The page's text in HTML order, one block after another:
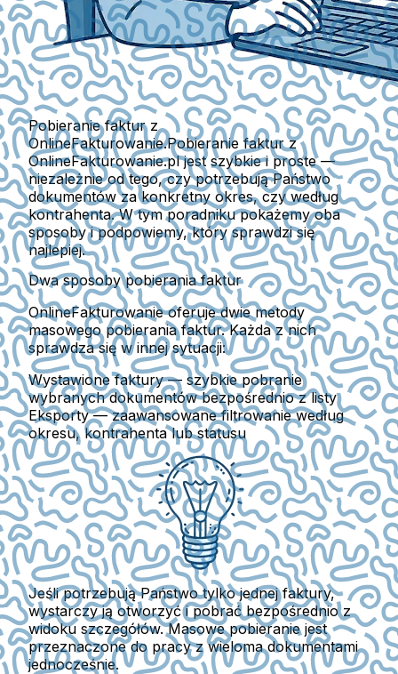
Pobieranie faktur z
OnlineFakturowanie.Pobieranie faktur z
OnlineFakturowanie.pl jest szybkie i proste —
niezależnie od tego, czy potrzebują Państwo
dokumentów za konkretny okres, czy według
kontrahenta. W tym poradniku pokażemy oba
sposoby i podpowiemy, który sprawdzi się
najlepiej.
Dwa sposoby pobierania faktur
OnlineFakturowanie oferuje dwie metody
masowego pobierania faktur. Każda z nich
sprawdza się w innej sytuacji:
Wystawione faktury— szybkie pobranie
wybranych dokumentów bezpośrednio z listy
Eksporty— zaawansowane filtrowanie według
okresu, kontrahenta lub statusu
Jeśli potrzebują Państwo tylko jednej faktury,
wystarczy ją otworzyć i pobrać bezpośrednio z
widoku szczegółów. Masowe pobieranie jest
przeznaczone do pracy z wieloma dokumentami
jednocześnie.